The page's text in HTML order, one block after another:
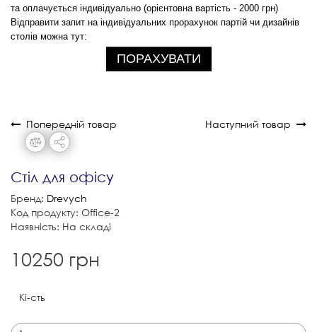
та оплачується індивідуально (орієнтовна вартість - 2000 грн)
Відправити запит на індивідуальних прорахунок партій чи дизайнів
столів можна тут:
ПОРАХУВАТИ
Попередній товар Наступний товар
Стіл для офісу
Бренд: Drevych
Код продукту: Office-2
Наявність: На складі
10250 грн
Кі-сть